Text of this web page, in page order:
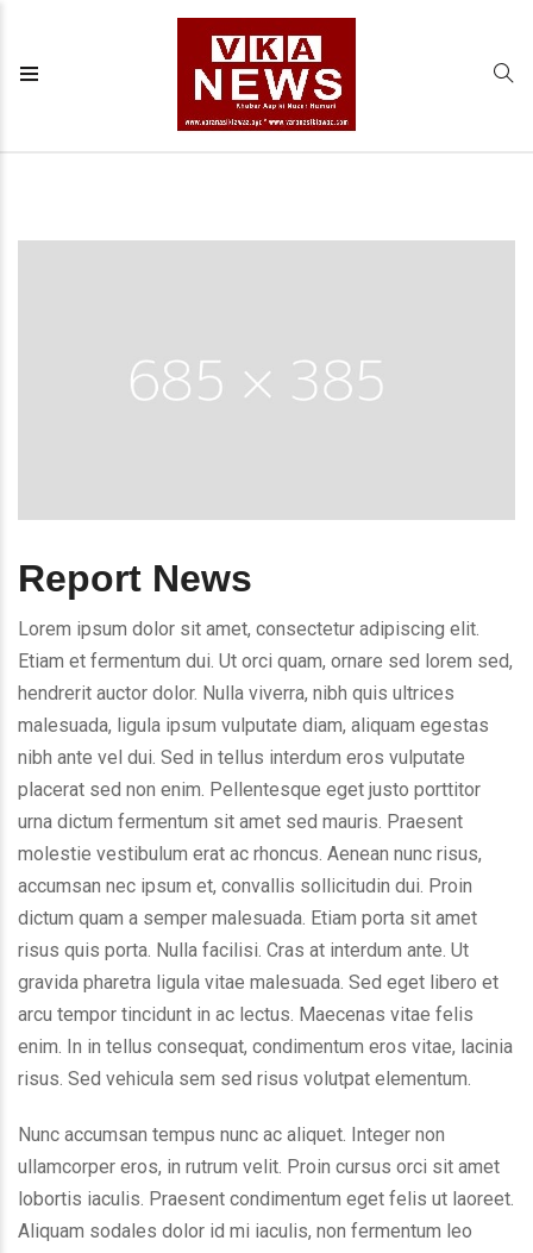
Report News
Lorem ipsum dolor sit amet, consectetur adipiscing elit.
Etiam et fermentum dui. Ut orci quam, ornare sed lorem sed,
hendrerit auctor dolor. Nulla viverra, nibh quis ultrices
malesuada, ligula ipsum vulputate diam, aliquam egestas
nibh ante vel dui. Sed in tellus interdum eros vulputate
placerat sed non enim. Pellentesque eget justo porttitor
urna dictum fermentum sit amet sed mauris. Praesent
molestie vestibulum erat ac rhoncus. Aenean nunc risus,
accumsan nec ipsum et, convallis sollicitudin dui. Proin
dictum quam a semper malesuada. Etiam porta sit amet
risus quis porta. Nulla facilisi. Cras at interdum ante. Ut
gravida pharetra ligula vitae malesuada. Sed eget libero et
arcu tempor tincidunt in ac lectus. Maecenas vitae felis
enim. In in tellus consequat, condimentum eros vitae, lacinia
risus. Sed vehicula sem sed risus volutpat elementum.
Nunc accumsan tempus nunc ac aliquet. Integer non
ullamcorper eros, in rutrum velit. Proin cursus orci sit amet
lobortis iaculis. Praesent condimentum eget felis ut laoreet.
Aliquam sodales dolor id mi iaculis, non fermentum leo